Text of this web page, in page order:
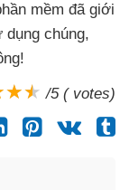
mềm đã giới
dụng chúng,
/5 ( votes)